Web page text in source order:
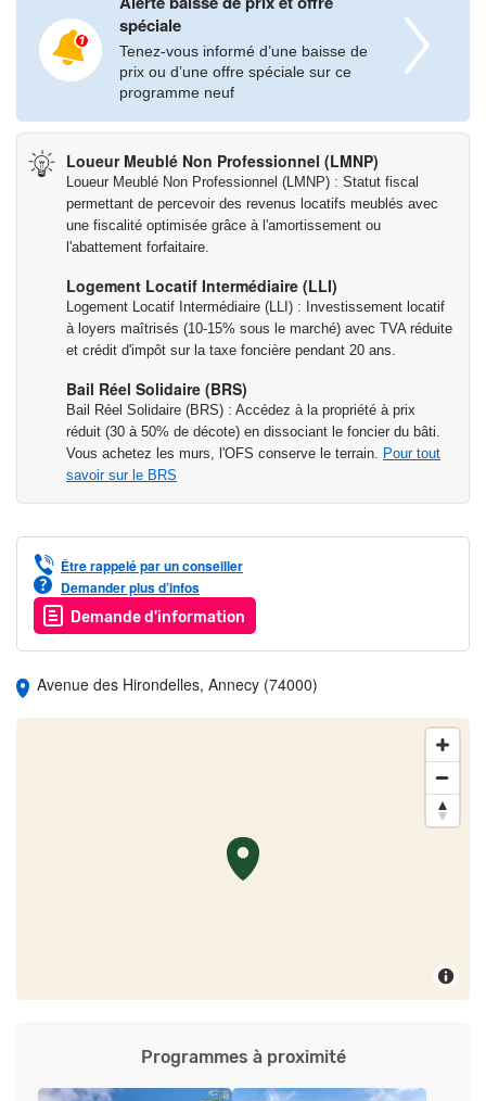
spéciale
Tenez-vous informé d’une baisse de
prix ou d’une offre spéciale sur ce
programme neuf
Loueur Meublé Non Professionnel (LMNP)
Loueur Meublé Non Professionnel (LMNP) : Statut fiscal
permettant de percevoir des revenus locatifs meublés avec
une fiscalité optimisée grâce à l'amortissement ou
l'abattement forfaitaire.
Logement Locatif Intermédiaire (LLI)
Logement Locatif Intermédiaire (LLI) : Investissement locatif
à loyers maîtrisés (10-15% sous le marché) avec TVA réduite
et crédit d'impôt sur la taxe foncière pendant 20 ans.
Bail Réel Solidaire (BRS)
Bail Réel Solidaire (BRS) : Accédez à la propriété à prix
réduit (30 à 50% de décote) en dissociant le foncier du bâti.
Vous achetez les murs, l'OFS conserve le terrain. Pour tout
savoir sur le BRS
Être rappelé par un conseiller
Demander plus d’infos
Demande d'information
Avenue des Hirondelles, Annecy (74000)
Programmes à proximité